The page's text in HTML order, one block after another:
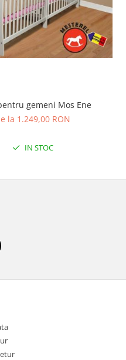
gemeni Mos Ene
la 1.249,00 RON
IN STOC